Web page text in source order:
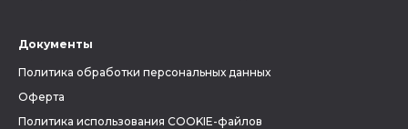
Документы
Политика обработки персональных данных
Оферта
Политика использования COOKIE-файлов